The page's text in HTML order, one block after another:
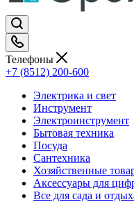
Телефоны
+7 (8512) 200-600
Электрика и свет
Инструмент
Электроинструмент
Бытовая техника
Посуда
Сантехника
Хозяйственные
Аксессуары для
Все для сада и